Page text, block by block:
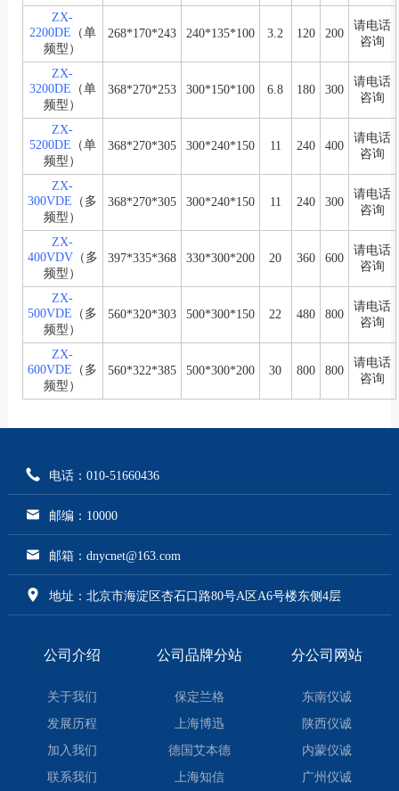
ZX-
2200DE （单
频型）
268*170*243 240*135*100 3.2 120 200
请电话
咨询
ZX-
3200DE （单
频型）
368*270*253 300*150*100 6.8 180 300
请电话
咨询
ZX-
5200DE （单
频型）
368*270*305 300*240*150 11 240 400
请电话
咨询
ZX-
300VDE （多
频型）
368*270*305 300*240*150 11 240 300
请电话
咨询
ZX-
400VDV（多
频型）
397*335*368 330*300*200 20 360 600
请电话
咨询
ZX-
500VDE （多
频型）
560*320*303 500*300*150 22 480 800
请电话
咨询
ZX-
600VDE （多
频型）
560*322*385 500*300*200 30 800 800
请电话
咨询
电话：010-51660436
邮编：10000
邮箱：dnycnet@163.com
地址：北京市海淀区杏石口路80号A区A6号楼东侧4层
公司介绍
关于我们
发展历程
加入我们
联系我们
公司品牌分站
保定兰格
上海博迅
德国艾本德
上海知信
分公司网站
东南仪诚
陕西仪诚
内蒙仪诚
广州仪诚